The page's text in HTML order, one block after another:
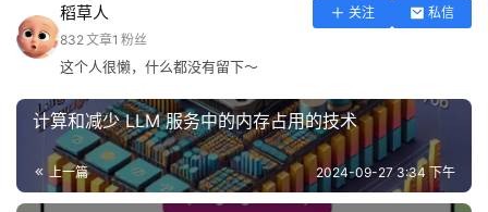
I
产
目
录
登录 注册
稻草人 关注
私信
832文章1 粉丝
这个人很懒，什么都没有留下～
计算和减少 LLM 服务中的内存占用的技术
上一篇 2024-09-27 3:34 下午